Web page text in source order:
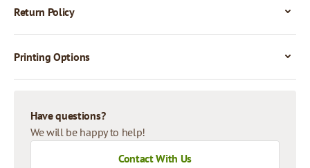
Return Policy
Printing Options
Have questions?
We will be happy to help!
Contact With Us